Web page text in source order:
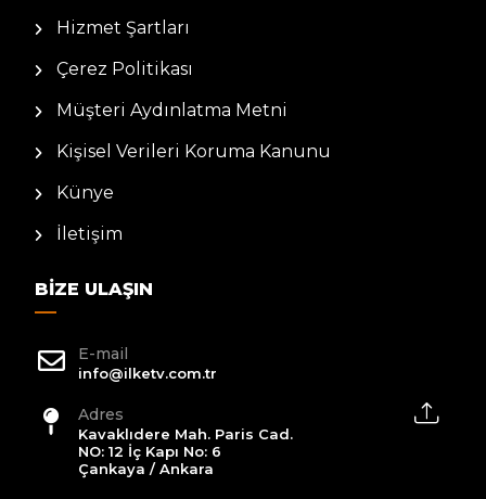
Hizmet Şartları
Çerez Politikası
Müşteri Aydınlatma Metni
Kişisel Verileri Koruma Kanunu
Künye
İletişim
BIZE ULAŞIN
E-mail
info@ilketv.com.tr
Adres
Kavaklıdere Mah. Paris Cad.
NO: 12 İç Kapı No: 6
Çankaya / Ankara